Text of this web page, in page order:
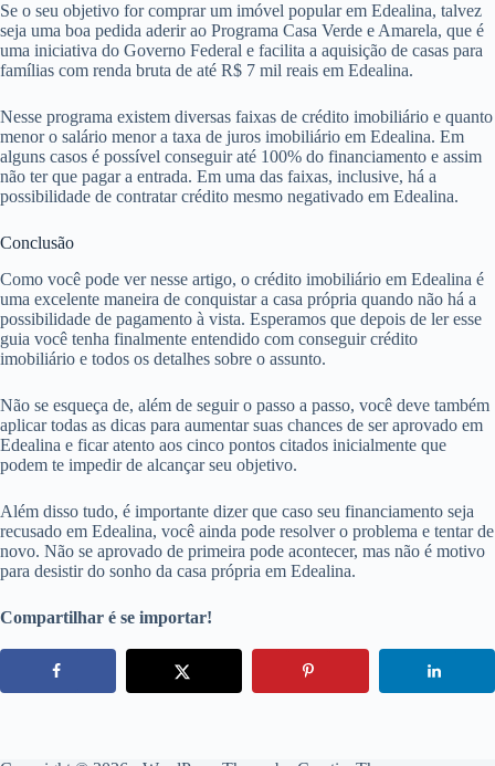
Se o seu objetivo for comprar um imóvel popular em Edealina, talvez
seja uma boa pedida aderir ao Programa Casa Verde e Amarela, que é
uma iniciativa do Governo Federal e facilita a aquisição de casas para
famílias com renda bruta de até R$ 7 mil reais em Edealina.
Nesse programa existem diversas faixas de crédito imobiliário e quanto
menor o salário menor a taxa de juros imobiliário em Edealina. Em
alguns casos é possível conseguir até 100% do financiamento e assim
não ter que pagar a entrada. Em uma das faixas, inclusive, há a
possibilidade de contratar crédito mesmo negativado em Edealina.
Conclusão
Como você pode ver nesse artigo, o crédito imobiliário em Edealina é
uma excelente maneira de conquistar a casa própria quando não há a
possibilidade de pagamento à vista. Esperamos que depois de ler esse
guia você tenha finalmente entendido com conseguir crédito
imobiliário e todos os detalhes sobre o assunto.
Não se esqueça de, além de seguir o passo a passo, você deve também
aplicar todas as dicas para aumentar suas chances de ser aprovado em
Edealina e ficar atento aos cinco pontos citados inicialmente que
podem te impedir de alcançar seu objetivo.
Além disso tudo, é importante dizer que caso seu financiamento seja
recusado em Edealina, você ainda pode resolver o problema e tentar de
novo. Não se aprovado de primeira pode acontecer, mas não é motivo
para desistir do sonho da casa própria em Edealina.
Compartilhar é se importar!